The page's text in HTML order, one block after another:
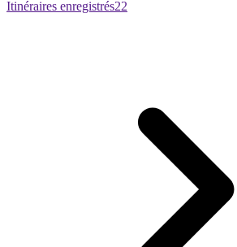
Itinéraires enregistrés22